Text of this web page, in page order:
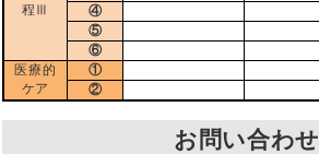
程Ⅲ
④
⑤
⑥
医療的
ケア
①
②
お問い合わせ